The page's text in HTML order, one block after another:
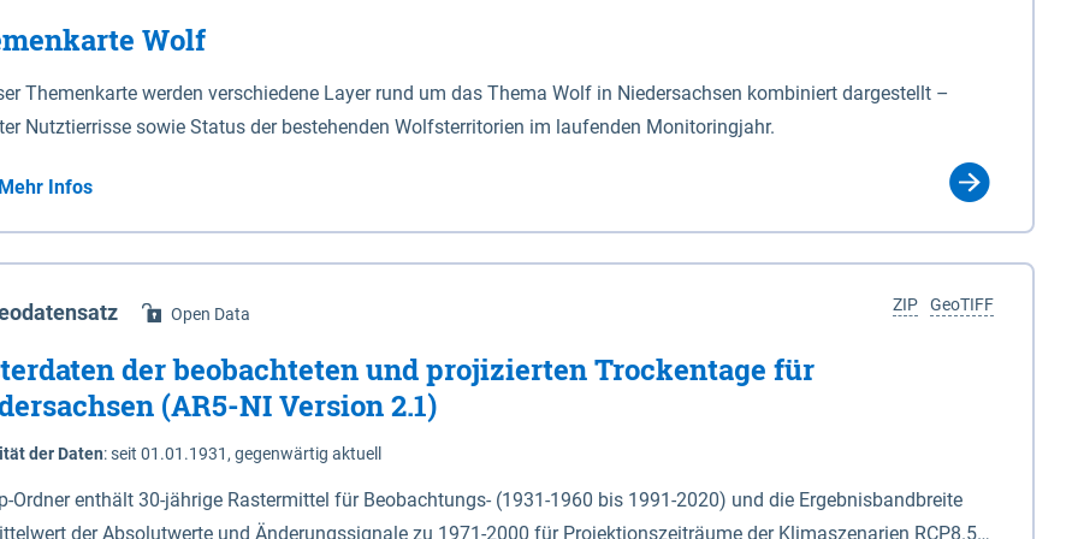
Wolf
Themenkarte werden verschiedene Layer rund um das Thema Wolf in Niedersachsen kombiniert dargestellt –
Nutztierrisse sowie Status der bestehenden Wolfsterritorien im laufenden Monitoringjahr.
Mehr Infos
GeoTIFF
ZIP
Open Data
der beobachteten und projizierten Trockentage für
(AR5-NI Version 2.1)
der Daten:seit 01.01.1931, gegenwärtig aktuell
Ordner enthält 30-jährige Rastermittel für Beobachtungs- (1931-1960 bis 1991-2020) und die Ergebnisbandbreite
der Absolutwerte und Änderungssignale zu 1971-2000 für Projektionszeiträume der Klimaszenarien RCP8.5